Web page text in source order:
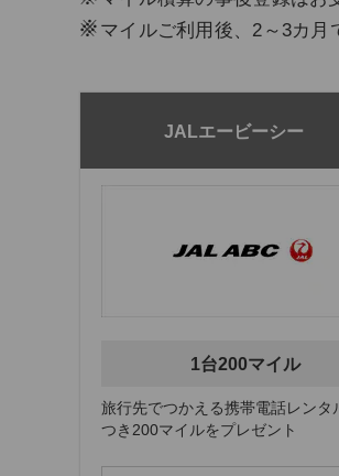
※ マイルご利用後、2～3カ月
JALエービーシー
1台200マイル
旅行先でつかえる携帯電話レンタ
つき200マイルをプレゼント